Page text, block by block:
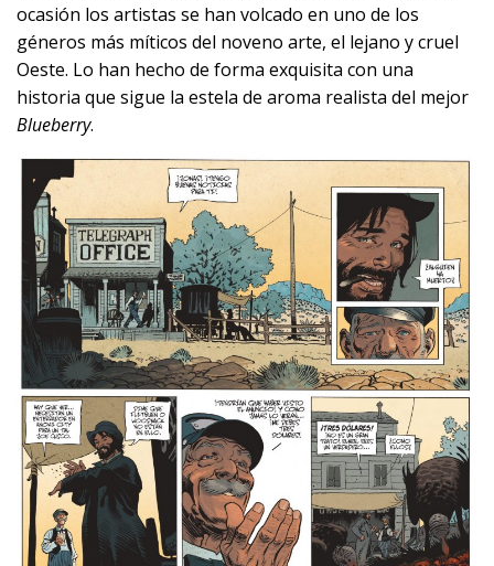
ocasión los artistas se han volcado en uno de los
géneros más míticos del noveno arte, el lejano y cruel
Oeste. Lo han hecho de forma exquisita con una
historia que sigue la estela de aroma realista del mejor
Blueberry.